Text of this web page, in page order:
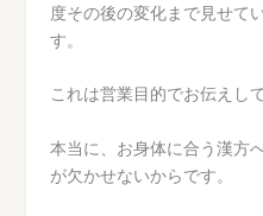
度その後の変化まで見せて
す。
これは営業目的でお伝えし
本当に、お身体に合う漢方
が欠かせないからです。